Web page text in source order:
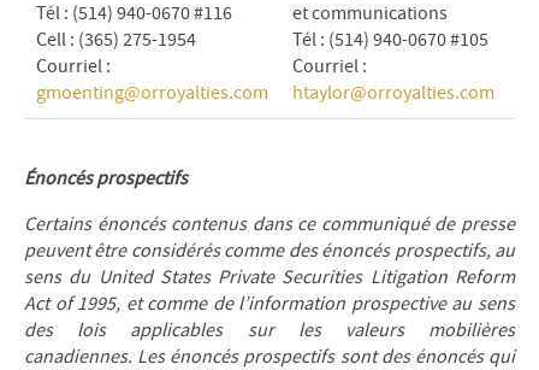
Tél : (514) 940-0670 #116
Cell : (365) 275-1954
Courriel :
gmoenting@orroyalties.com
et communications
Tél : (514) 940-0670 #105
Courriel :
htaylor@orroyalties.com
Énoncés prospectifs
Certains énoncés contenus dans ce communiqué de presse
peuvent être considérés comme des énoncés prospectifs, au
sens du United States Private Securities Litigation Reform
Act of 1995, et comme de l’information prospective au sens
des lois applicables sur les valeurs mobilières
canadiennes. Les énoncés prospectifs sont des énoncés qui